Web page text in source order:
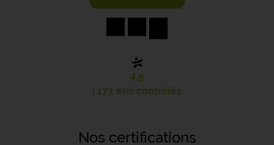
4,9
| 173 avis contrôlés
Nos certifications